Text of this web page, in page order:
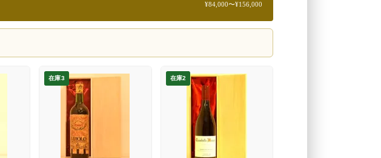
¥84,000〜¥156,000
在庫3 在庫2